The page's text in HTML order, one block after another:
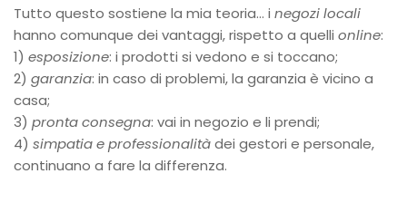
Tutto questo sostiene la mia teoria… i negozi locali
hanno comunque dei vantaggi, rispetto a quelli online:
1) esposizione: i prodotti si vedono e si toccano;
2) garanzia: in caso di problemi, la garanzia è vicino a
casa;
3) pronta consegna: vai in negozio e li prendi;
4) simpatia e professionalitàdei gestori e personale,
continuano a fare la differenza.